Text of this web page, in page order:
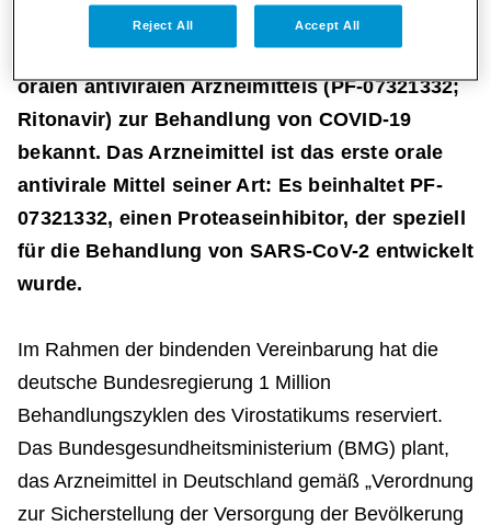
heute eine bindende Vereinbarung mit der
Bundesregierung über die Reservierung des
oralen antiviralen Arzneimittels (PF-07321332;
Ritonavir) zur Behandlung von COVID-19
bekannt. Das Arzneimittel ist das erste orale
antivirale Mittel seiner Art: Es beinhaltet PF-
07321332, einen Proteaseinhibitor, der speziell
für die Behandlung von SARS-CoV-2 entwickelt
wurde.
Im Rahmen der bindenden Vereinbarung hat die
deutsche Bundesregierung 1 Million
Behandlungszyklen des Virostatikums reserviert.
Das Bundesgesundheitsministerium (BMG) plant,
das Arzneimittel in Deutschland gemäß „Verordnung
zur Sicherstellung der Versorgung der Bevölkerung
Reject All Accept All